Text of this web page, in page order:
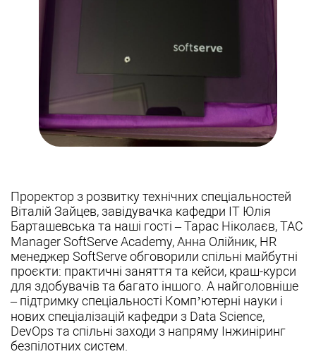
Проректор з розвитку технічних спеціальностей
Віталій Зайцев, завідувачка кафедри ІТ Юлія
Барташевська та наші гості – Тарас Ніколаєв, TAC
Manager SoftServe Academy, Анна Олійник, HR
менеджер SoftServe обговорили спільні майбутні
проєкти: практичні заняття та кейси, краш-курси
для здобувачів та багато іншого. А найголовніше
– підтримку спеціальності Комп’ютерні науки і
нових спеціалізацій кафедри з Data Science,
DevOps та спільні заходи з напряму Інжиніринг
безпілотних систем.